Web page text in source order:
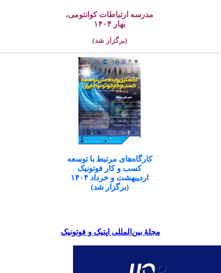
مدرسه ارتباطات کوانتومی،
بهار ۱۴۰۴
(برگزار شد)
کارگاه‌های مرتبط با توسعه
کسب و کار فوتونیک
اردیبهشت و خرداد ۱۴۰۴
(برگزار شد)
مجلۀ بین‌المللی اپتیک و فوتونیک